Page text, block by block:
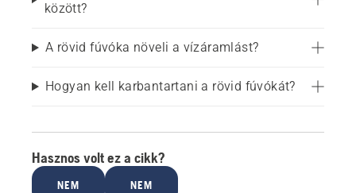
között?
A rövid fúvóka növeli a vízáramlást?
Hogyan kell karbantartani a rövid fúvókát?
Hasznos volt ez a cikk?
NEM NEM